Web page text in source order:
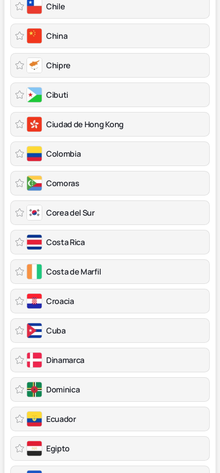
Chile
China
Chipre
Cibuti
Ciudad de Hong Kong
Colombia
Comoras
Corea del Sur
Costa Rica
Costa de Marfil
Croacia
Cuba
Dinamarca
Dominica
Ecuador
Egipto